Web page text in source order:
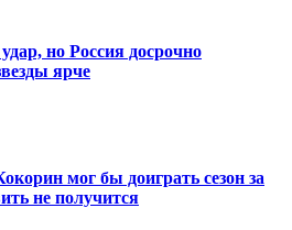
но Россия досрочно
ярче
мог бы доиграть сезон за
не получится